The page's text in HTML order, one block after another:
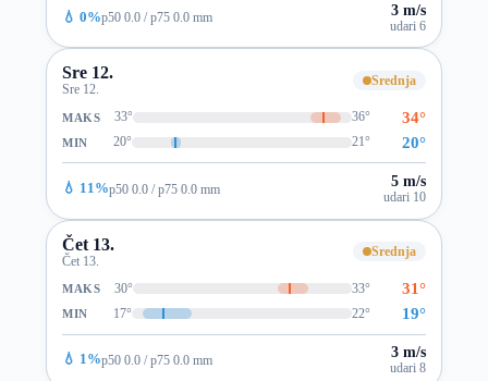
💧 0%p50 0.0 / p75 0.0 mm 3 m/s
udari 6
Sre 12.
Sre 12.
Srednja
MAKS 33° 36° 34°
MIN 20° 21° 20°
💧 11%p50 0.0 / p75 0.0 mm 5 m/s
udari 10
Čet 13.
Čet 13.
Srednja
MAKS 30° 33° 31°
MIN 17° 22° 19°
💧 1%p50 0.0 / p75 0.0 mm 3 m/s
udari 8